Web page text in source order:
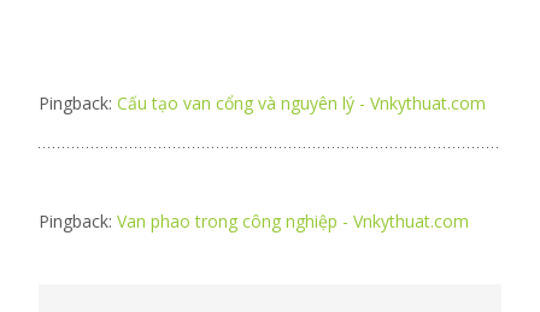
Pingback: Cấu tạo van cổng và nguyên lý - Vnkythuat.com
Pingback: Van phao trong công nghiệp - Vnkythuat.com